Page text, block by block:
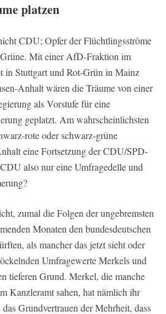
platzen
CDU; Opfer der Flüchtlingsströme
Mit einer AfD-Fraktion im
in Stuttgart und Rot-Grün in Mainz
Anhalt wären die Träume von einer
als Vorstufe für eine
geplatzt. Am wahrscheinlichsten
rote oder schwarz-grüne
eine Fortsetzung der CDU/SPD-
also nur eine Umfragedelle und
zumal die Folgen der ungebremsten
Monaten den bundesdeutschen
als mancher das jetzt sieht oder
Umfragewerte Merkels und
tieferen Grund. Merkel, die manche
Kanzleramt sahen, hat nämlich ihr
Grundvertrauen der Mehrheit, dass